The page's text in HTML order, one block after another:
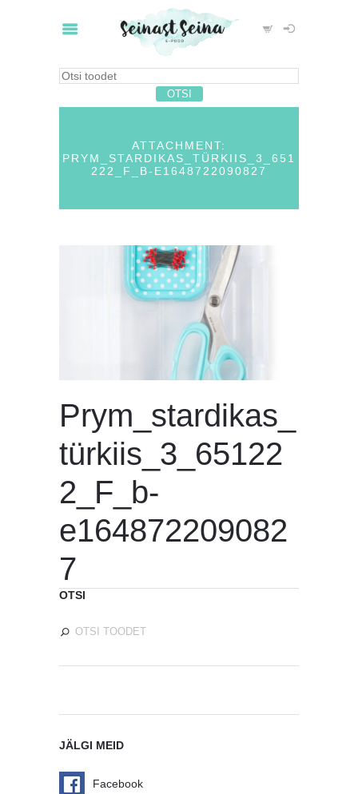
ATTACHMENT:
PRYM_STARDIKAS_TÜRKIIS_3_651
222_F_B-E1648722090827
Prym_stardikas_
türkiis_3_65122
2_F_b-
e164872209082
7
OTSI
JÄLGI MEID
Facebook